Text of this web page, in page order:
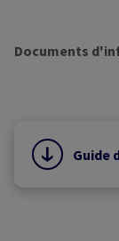
Documents
Guide